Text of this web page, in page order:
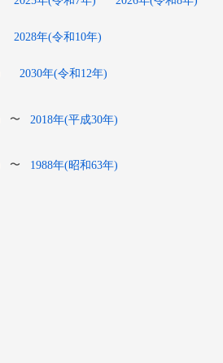
2028年(令和10年)
2030年(令和12年)
〜 2018年(平成30年)
〜 1988年(昭和63年)